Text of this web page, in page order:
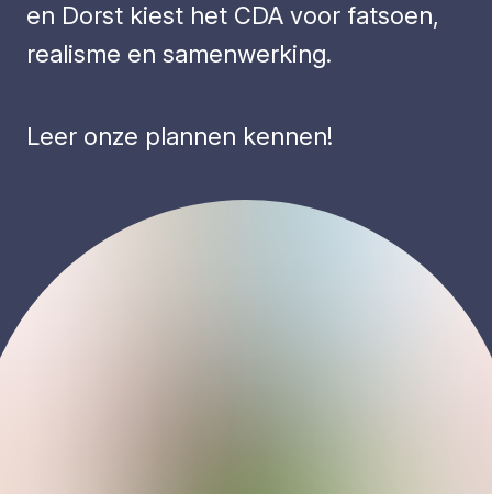
en Dorst kiest het CDA voor fatsoen,
realisme en samenwerking.
Leer onze plannen kennen!